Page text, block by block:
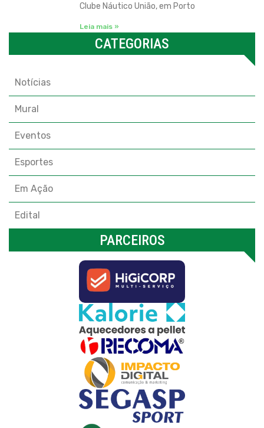
Clube Náutico União, em Porto
Leia mais »
CATEGORIAS
Notícias
Mural
Eventos
Esportes
Em Ação
Edital
PARCEIROS